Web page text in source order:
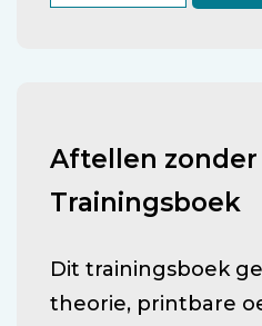
Aftellen
Trainingsboek
Dit trainingsboek
theorie, printbare